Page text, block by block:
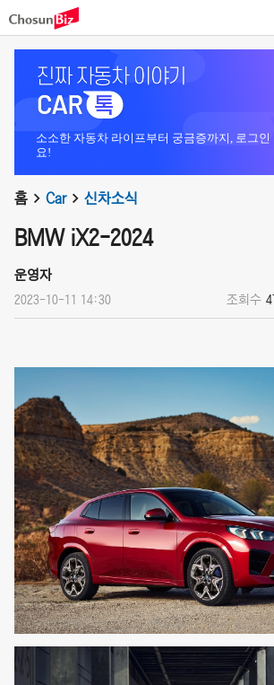
소소한 자동차 라이프부터 궁금증까지, 로그인
요!
홈 Car 신차소식
BMW iX2-2024
운영자
2023-10-11 14:30 조회수